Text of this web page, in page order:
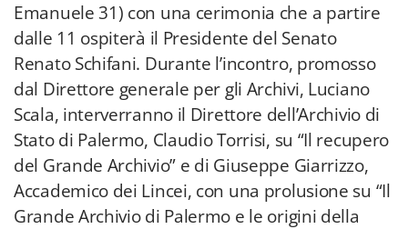
Emanuele 31) con una cerimonia che a partire
dalle 11 ospiterà il Presidente del Senato
Renato Schifani. Durante l’incontro, promosso
dal Direttore generale per gli Archivi, Luciano
Scala, interverranno il Direttore dell’Archivio di
Stato di Palermo, Claudio Torrisi, su “Il recupero
del Grande Archivio” e di Giuseppe Giarrizzo,
Accademico dei Lincei, con una prolusione su “Il
Grande Archivio di Palermo e le origini della